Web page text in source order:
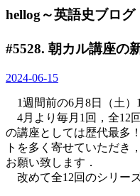
hellog～英語史ブログ
#5528. 朝カル講座の
2024-06-15
1週間前の6月8日（土）
4月より毎月1回，全12
の講座としては歴代最多
トを多く寄せていただき
お願い致します．
改めて全12回のシリー